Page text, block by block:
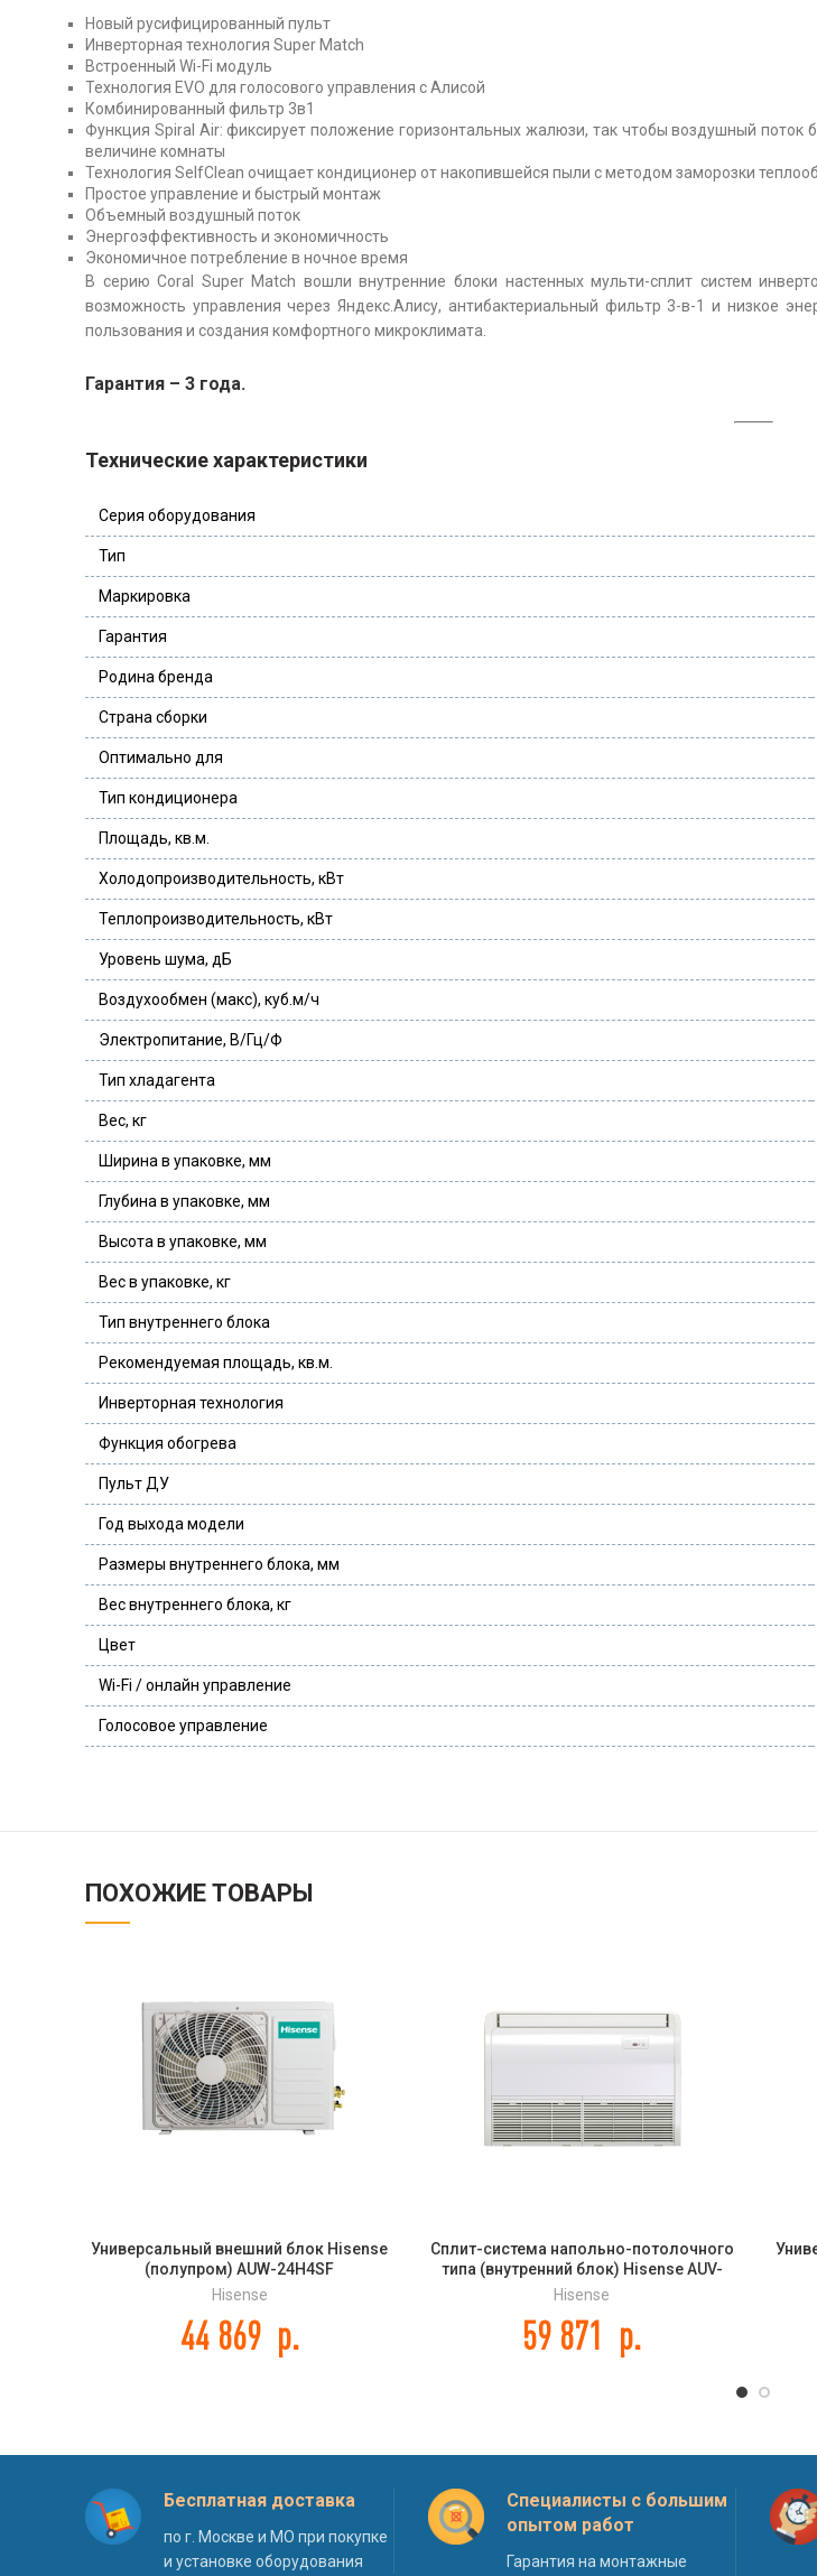
Новый русифицированный пульт
Инверторная технология Super Match
Встроенный Wi-Fi модуль
Технология EVO для голосового управления с Алисой
Комбинированный фильтр 3в1
Функция Spiral Air: фиксирует положение горизонтальных жалюзи, так чтобы воздушный поток
величине комнаты
Технология SelfClean очищает кондиционер от накопившейся пыли с методом заморозки
Простое управление и быстрый монтаж
Объемный воздушный поток
Энергоэффективность и экономичность
Экономичное потребление в ночное время
В серию Coral Super Match вошли внутренние блоки настенных мульти-сплит систем
возможность управления через Яндекс.Алису, антибактериальный фильтр 3-в-1 и низкое
пользования и создания комфортного микроклимата.
Гарантия – 3 года.
Технические характеристики
Серия оборудования
Тип
Маркировка
Гарантия
Родина бренда
Страна сборки
Оптимально для
Тип кондиционера
Площадь, кв.м.
Холодопроизводительность, кВт
Теплопроизводительность, кВт
Уровень шума, дБ
Воздухообмен (макс), куб.м/ч
Электропитание, В/Гц/Ф
Тип хладагента
Вес, кг
Ширина в упаковке, мм
Глубина в упаковке, мм
Высота в упаковке, мм
Вес в упаковке, кг
Тип внутреннего блока
Рекомендуемая площадь, кв.м.
Инверторная технология
Функция обогрева
Пульт ДУ
Год выхода модели
Размеры внутреннего блока, мм
Вес внутреннего блока, кг
Цвет
Wi-Fi / онлайн управление
Голосовое управление
ПОХОЖИЕ ТОВАРЫ
Универсальный внешний блок Hisense
(полупром) AUW-24H4SF
Hisense
44 869 р.
Сплит-система напольно-потолочного
типа (внутренний блок) Hisense AUV-
48UR4SC DC INVERTER
Hisense
59 871 р.
Бесплатная доставка
по г. Москве и МО при покупке
и установке оборудования
Специалисты с большим
опытом работ
Гарантия на монтажные